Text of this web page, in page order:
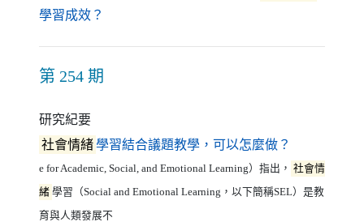
學習成效？
第 254 期
研究紀要
社會情緒學習結合議題教學，可以怎麼做？
e for Academic, Social, and Emotional Learning）指出， 社會情
緒 學習（Social and Emotional Learning，以下簡稱SEL）是教
育與人類發展不